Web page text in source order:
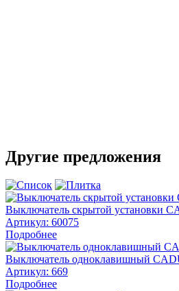
Другие предложения
Выключатель скрытой установки
Артикул: 60075
Подробнее
Выключатель одноклавишный
Артикул: 669
Подробнее